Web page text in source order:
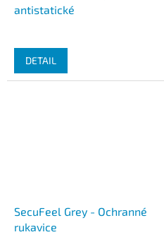
antistatické
DETAIL
SecuFeel Grey - Ochranné
rukavice